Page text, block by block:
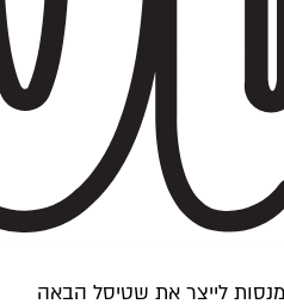
לייצר את שטיסל הבאה